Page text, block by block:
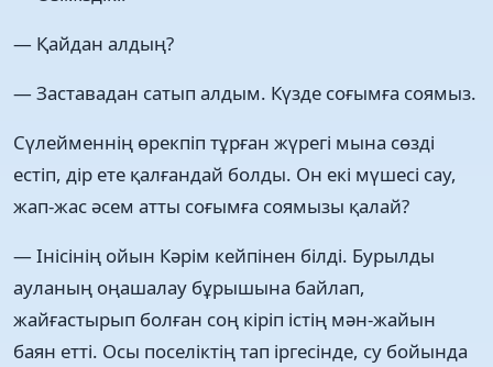
— Қайдан алдың?
— Заставадан сатып алдым. Күзде соғымға соямыз.
Сүлейменнің өрекпіп тұрған жүрегі мына сөзді
естіп, дір ете қалғандай болды. Он екі мүшесі сау,
жап-жас әсем атты соғымға соямызы қалай?
— Інісінің ойын Кәрім кейпінен білді. Бурылды
ауланың оңашалау бұрышына байлап,
жайғастырып болған соң кіріп істің мән-жайын
баян етті. Осы поселіктің тап іргесінде, су бойында